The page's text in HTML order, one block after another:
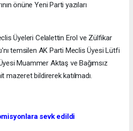
önüne Yeni Parti yazıları
Üyeleri Celalettin Erol ve Zülfikar
temsilen AK Parti Meclis Üyesi Lütfi
Muammer Aktaş ve Bağımsız
mazeret bildirerek katılmadı.
sevk edildi